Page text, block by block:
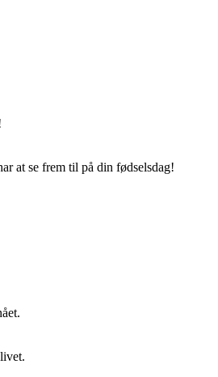
at se frem til på din fødselsdag!